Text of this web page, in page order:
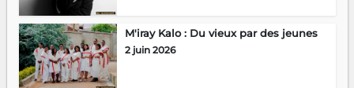
M'iray Kalo : Du vieux par des jeunes
2 juin 2026